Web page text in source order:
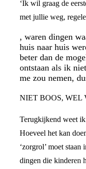
‘Ik wil graag de
met jullie weg,
, waren dingen
huis naar huis
beter dan de
ontstaan als ik
me zou nemen,
NIET BOOS, WEL
Terugkijkend weet
Hoeveel het kan
‘zorgrol’ moet
dingen die kinderen